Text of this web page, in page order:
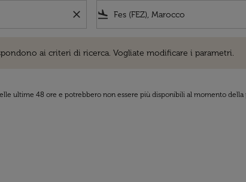
close flight_land
ai criteri di ricerca. Vogliate modificare i parametri.
ultime 48 ore e potrebbero non essere più disponibili al momento